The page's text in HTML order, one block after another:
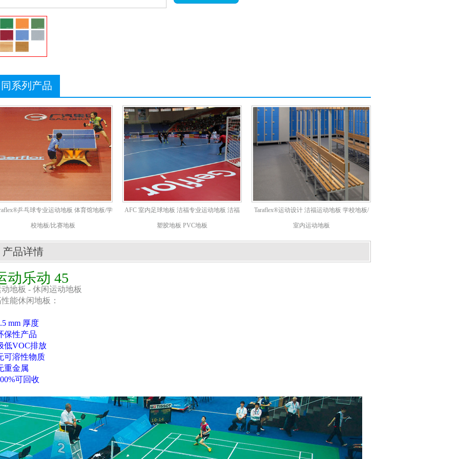
同系列产品
乒乓球专业运动地板 体育馆地板/学
校地板/比赛地板
AFC 室内足球地板 洁福专业运动地板 洁福
塑胶地板 PVC地板
Taraflex®运动设计 洁福运动地板 学校地板/
室内运动地板
产品详情
动乐动 45
地板 - 休闲运动地板
能休闲地板：
mm 厚度
保性产品
低VOC排放
可溶性物质
重金属
可回收